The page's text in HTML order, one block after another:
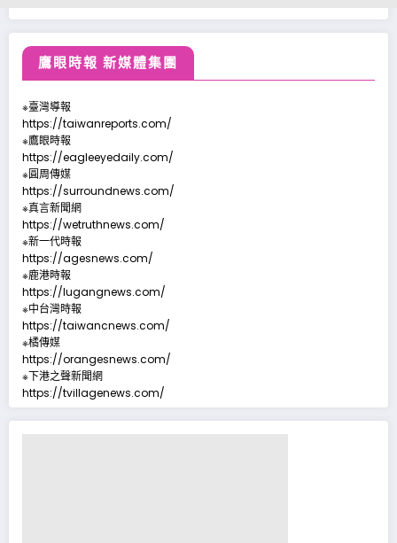
鷹眼時報 新媒體集團
※臺灣導報
https://taiwanreports.com/
※鷹眼時報
https://eagleeyedaily.com/
※圓周傳媒
https://surroundnews.com/
※真言新聞網
https://wetruthnews.com/
※新一代時報
https://agesnews.com/
※鹿港時報
https://lugangnews.com/
※中台灣時報
https://taiwancnews.com/
※橘傳媒
https://orangesnews.com/
※下港之聲新聞網
https://tvillagenews.com/